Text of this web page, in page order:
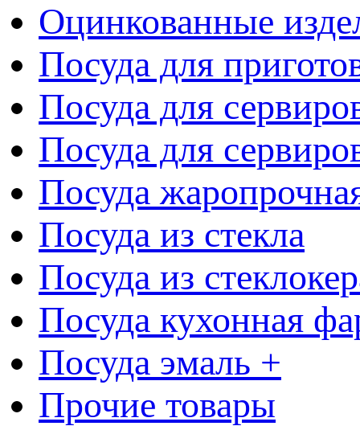
Оцинкованные
Посуда для
Посуда для
Посуда для
Посуда
Посуда из стекла
Посуда из
Посуда кухонная
Посуда эмаль +
Прочие товары